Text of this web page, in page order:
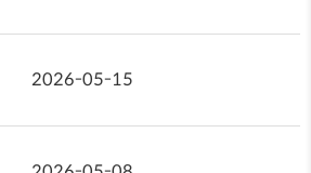
2026-05-15